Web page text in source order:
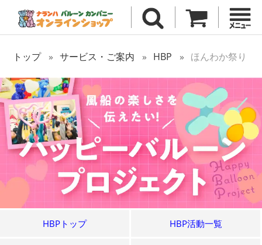
トップ サービス・ご案内 HBP ほんわか祭り
HBPトップ HBP活動一覧